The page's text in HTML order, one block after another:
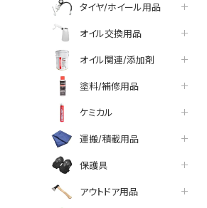
タイヤ/ホイール用品
オイル交換用品
オイル関連/添加剤
塗料/補修用品
ケミカル
運搬/積載用品
保護具
アウトドア用品